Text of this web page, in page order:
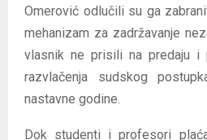
Omerović odlučili su ga
mehanizam za zadržavanje
vlasnik ne prisili na predaju i
razvlačenja sudskog
nastavne godine.
Dok studenti i profesori